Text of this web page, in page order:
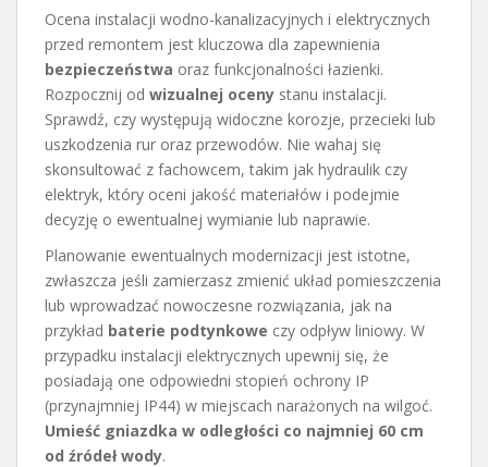
Ocena instalacji wodno-kanalizacyjnych i elektrycznych
przed remontem jest kluczowa dla zapewnienia
bezpieczeństwa oraz funkcjonalności łazienki.
Rozpocznij od wizualnej oceny stanu instalacji.
Sprawdź, czy występują widoczne korozje, przecieki lub
uszkodzenia rur oraz przewodów. Nie wahaj się
skonsultować z fachowcem, takim jak hydraulik czy
elektryk, który oceni jakość materiałów i podejmie
decyzję o ewentualnej wymianie lub naprawie.
Planowanie ewentualnych modernizacji jest istotne,
zwłaszcza jeśli zamierzasz zmienić układ pomieszczenia
lub wprowadzać nowoczesne rozwiązania, jak na
przykład baterie podtynkowe czy odpływ liniowy. W
przypadku instalacji elektrycznych upewnij się, że
posiadają one odpowiedni stopień ochrony IP
(przynajmniej IP44) w miejscach narażonych na wilgoć.
Umieść gniazdka w odległości co najmniej 60 cm
od źródeł wody.